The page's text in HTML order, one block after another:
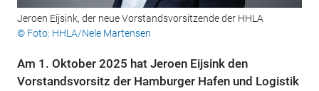
Jeroen Eijsink, der neue Vorstandsvorsitzende der HHLA
© Foto: HHLA/Nele Martensen
Am 1. Oktober 2025 hat Jeroen Eijsink den
Vorstandsvorsitz der Hamburger Hafen und Logistik